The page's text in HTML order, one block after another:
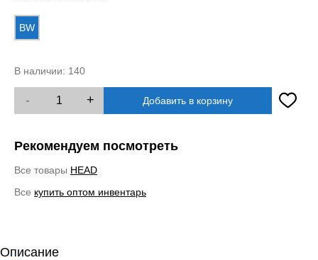
BW
В наличии: 140
- + Добавить в корзину
Рекомендуем посмотреть
Все товары HEAD
Все купить оптом инвентарь
Описание